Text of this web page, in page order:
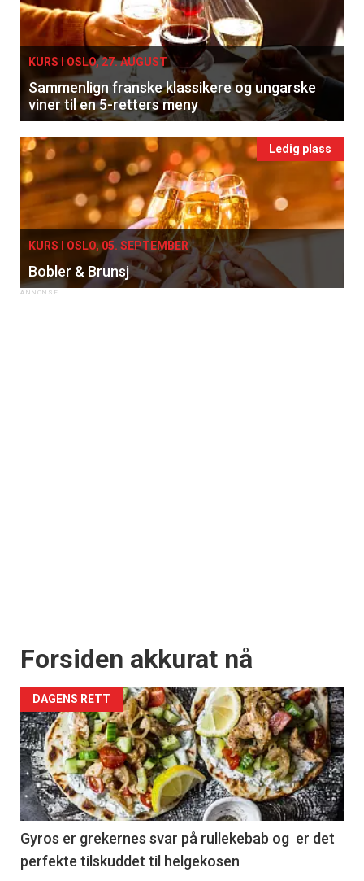
KURS I OSLO, 27. AUGUST
Sammenlign franske klassikere og ungarske
viner til en 5-retters meny
Ledig plass
KURS I OSLO, 05. SEPTEMBER
Bobler & Brunsj
Forsiden akkurat nå
DAGENS RETT
Gyros er grekernes svar på rullekebab og er det
perfekte tilskuddet til helgekosen